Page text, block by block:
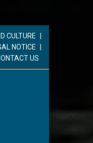
CULTURE
NOTICE
US